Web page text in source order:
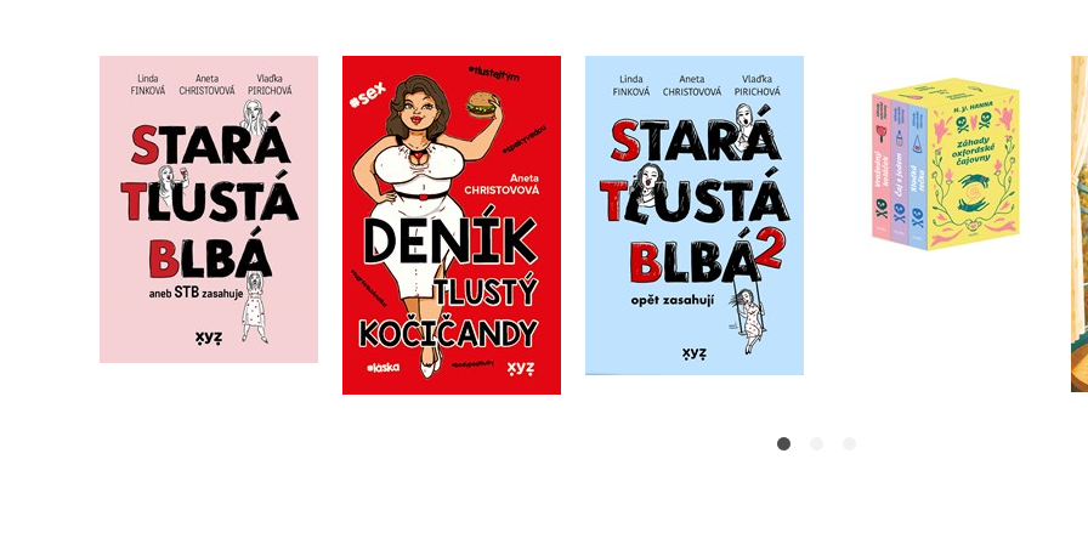
Stará, tlustá, blbá
Linda Finková
Aneta Christovová
,
Vladimíra Pirichová
Do košíku
279 Kč
Deník tlustý kočičandy
Aneta Christovová
Do košíku
369 Kč
295 Kč
Stará, tlustá, blbá
opět zasahují
Linda Finková
,
Aneta Christovová
,
Vladimíra Pirichová
279 Kč
Záhady oxfordské
čajovny - BOX
H. Y. Hanna